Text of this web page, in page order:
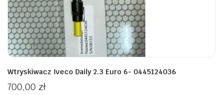
Wtryskiwacz Iveco Daily 2.3 Euro 6- 0445124036
700,00 zł